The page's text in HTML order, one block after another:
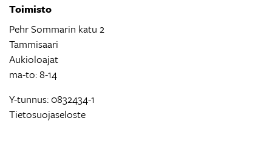
Toimisto
Pehr Sommarin katu 2
Tammisaari
Aukioloajat
ma-to: 8-14
Y-tunnus: 0832434-1
Tietosuojaseloste